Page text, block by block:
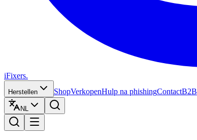
iFixers.
Herstellen ShopVerkopenHulp na phishingContactB2B
NL